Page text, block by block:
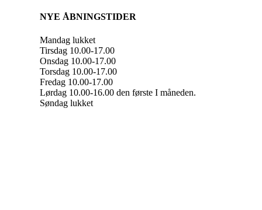
NYE ÅBNINGSTIDER
Mandag lukket
Tirsdag 10.00-17.00
Onsdag 10.00-17.00
Torsdag 10.00-17.00
Fredag 10.00-17.00
Lørdag 10.00-16.00 den første I måneden.
Søndag lukket